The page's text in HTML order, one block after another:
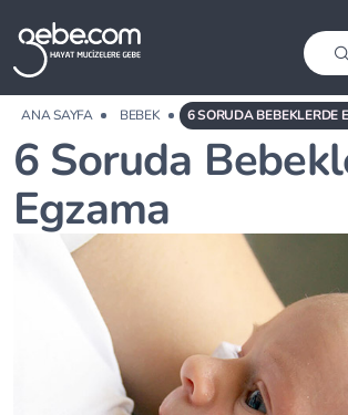
ANA SAYFA BEBEK 6 SORUDA BEBEKLERDE
6 Soruda
Egzama